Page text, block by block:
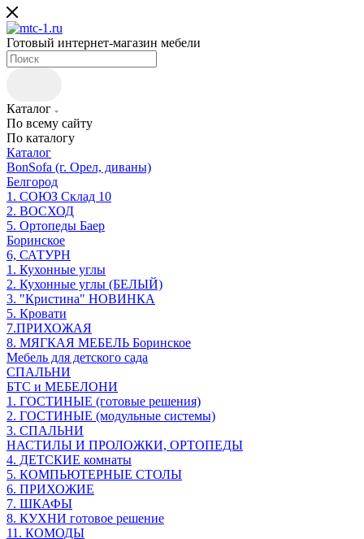
Готовый интернет-магазин мебели
Каталог
По всему сайту
По каталогу
Каталог
BonSofa (г. Орел, диваны)
Белгород
1. СОЮЗ Склад 10
2. ВОСХОД
5. Ортопеды Баер
Боринское
6, САТУРН
1. Кухонные углы
2. Кухонные углы (БЕЛЫЙ)
3. "Кристина" НОВИНКА
5. Кровати
7.ПРИХОЖАЯ
8. МЯГКАЯ МЕБЕЛЬ Боринское
Мебель для детского сада
СПАЛЬНИ
БТС и МЕБЕЛОНИ
1. ГОСТИНЫЕ (готовые решения)
2. ГОСТИНЫЕ (модульные системы)
3. СПАЛЬНИ
НАСТИЛЫ И ПРОЛОЖКИ, ОРТОПЕДЫ
4. ДЕТСКИЕ комнаты
5. КОМПЬЮТЕРНЫЕ СТОЛЫ
6. ПРИХОЖИЕ
7. ШКАФЫ
8. КУХНИ готовое решение
11. КОМОДЫ